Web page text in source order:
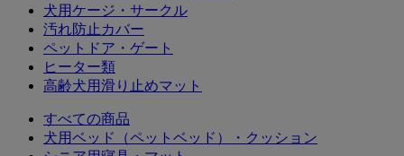
犬用ケージ・サークル
汚れ防止カバー
ペットドア・ゲート
ヒーター類
高齢犬用滑り止めマット
すべての商品
犬用ベッド（ペットベッド）・クッション